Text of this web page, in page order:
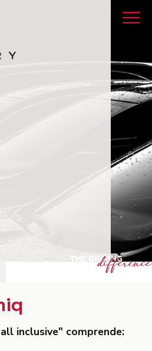
inclusive" comprende: